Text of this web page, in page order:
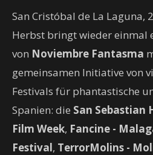
San Cristóbal de La Laguna,
Herbst bringt wieder einmal
von Noviembre Fantasma
gemeinsamen Initiative von
Festivals für phantastische
Spanien: die San Sebastian
Film Week, Fancine -
Festival, TerrorMolins -